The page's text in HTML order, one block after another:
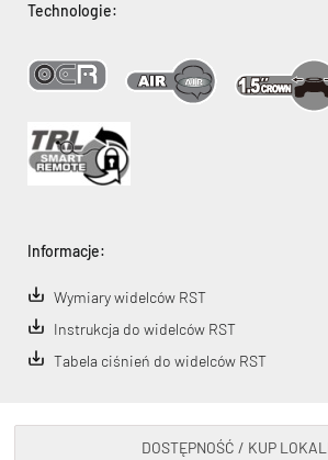
Technologie:
Informacje:
Wymiary widelców RST
Instrukcja do widelców RST
Tabela ciśnień do widelców RST
DOSTĘPNOŚĆ / KUP